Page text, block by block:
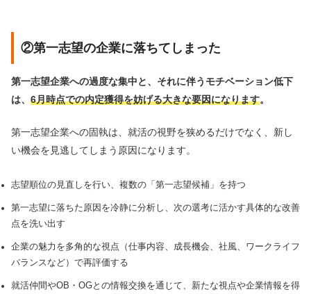
②第一志望の企業に落ちてしまった
第一志望企業への過度な集中と、それに伴うモチベーション低下
は、 6月時点での内定獲得を妨げる大きな要因になります。
第一志望企業への固執は、就活の視野を狭めるだけでなく、新し
い機会を見逃してしまう原因になります。
志望順位の見直しを行い、複数の「第一志望候補」を持つ
第一志望に落ちた原因を冷静に分析し、次の選考に活かす具体的な改善
点を洗い出す
企業の魅力を多角的な視点（仕事内容、成長機会、社風、ワークライフ
バランスなど）で再評価する
就活仲間やOB・OGとの情報交換を通じて、新たな視点や企業情報を得